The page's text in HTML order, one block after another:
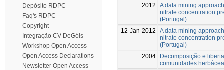
Depósito RDPC
Faq's RDPC
Copyright
Integração CV DeGóis
Workshop Open Access
Open Access Declarations
Newsletter Open Access
2012
A data mining
nitrate concentration
(Portugal)
12-Jan-2012
A data mining
nitrate concentration
(Portugal)
2004
Decomposição e
comunidades